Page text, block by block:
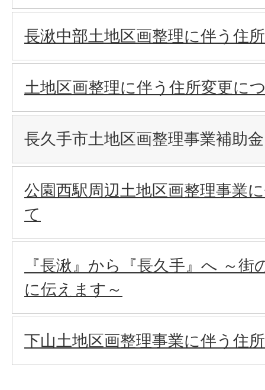
長湫中部土地区画整理に伴う住
土地区画整理に伴う住所変更に
長久手市土地区画整理事業補助金
公園西駅周辺土地区画整理事業
て
『長湫』から『長久手』へ ～
に伝えます～
下山土地区画整理事業に伴う住